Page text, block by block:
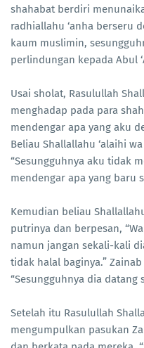
shahabat berdiri
radhiallahu ‘anha berseru
kaum muslimin,
perlindungan kepada Abul
Usai sholat, Rasulullah
menghadap pada para
mendengar apa yang aku
Beliau Shallallahu ‘alaihi
“Sesungguhnya aku tidak
mendengar apa yang baru
Kemudian beliau
putrinya dan berpesan,
namun jangan sekali-kali
tidak halal baginya.”
“Sesungguhnya dia
Setelah itu Rasulullah
mengumpulkan pasukan